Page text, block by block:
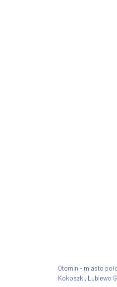
Otomin - miasto
Kokoszki, Lublewo